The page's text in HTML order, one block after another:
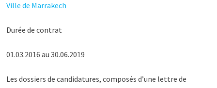
Ville de Marrakech
Durée de contrat
01.03.2016 au 30.06.2019
Les dossiers de candidatures, composés d’une lettre de